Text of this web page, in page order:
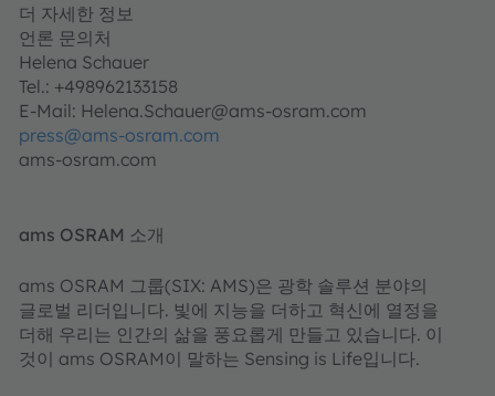
더 자세한 정보
언론 문의처
Helena Schauer
Tel.: +498962133158
E-Mail: Helena.Schauer@ams-osram.com
press@ams-osram.com
ams-osram.com
ams OSRAM 소개
ams OSRAM 그룹(SIX: AMS)은 광학 솔루션 분야의
글로벌 리더입니다. 빛에 지능을 더하고 혁신에 열정을
더해 우리는 인간의 삶을 풍요롭게 만들고 있습니다. 이
것이 ams OSRAM이 말하는 Sensing is Life입니다.